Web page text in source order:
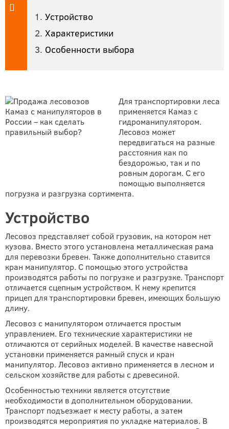
Устройство
Характеристики
Особенности выбора
Для транспортировки леса
применяется Камаз с
гидроманипулятором.
Лесовоз может
передвигаться на разные
расстояния как по
бездорожью, так и по
ровным дорогам. С его
помощью выполняется
погрузка и разгрузка сортимента.
Устройство
Лесовоз представляет собой грузовик, на котором нет
кузова. Вместо этого установлена металлическая рама
для перевозки бревен. Также дополнительно ставится
кран манипулятор. С помощью этого устройства
производятся работы по погрузке и разгрузке. Транспорт
отличается сцепным устройством. К нему крепится
прицеп для транспортировки бревен, имеющих большую
длину.
Лесовоз с манипулятором отличается простым
управлением. Его технические характеристики не
отличаются от серийных моделей. В качестве навесной
установки применяется рамный спуск и кран
манипулятор. Лесовоз активно применяется в лесном и
сельском хозяйстве для работы с древесиной.
Особенностью техники является отсутствие
необходимости в дополнительном оборудовании.
Транспорт подъезжает к месту работы, а затем
производятся мероприятия по укладке материалов. В